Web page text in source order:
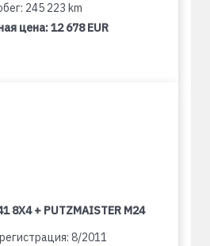
245 223 km
цена:12 678 EUR
8X4 + PUTZMAISTER M24
8/2011